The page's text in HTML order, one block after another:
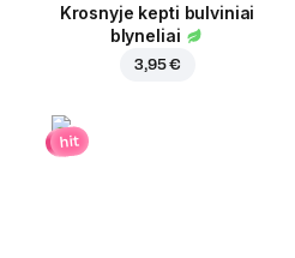
Krosnyje kepti bulviniai
blyneliai
3,95 €
hit